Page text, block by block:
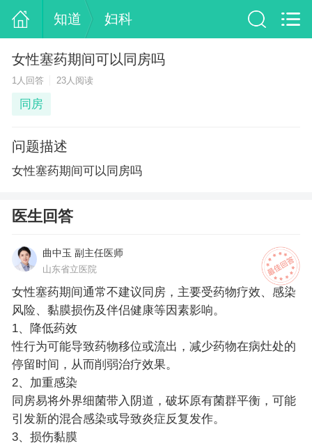
知道 妇科
女性塞药期间可以同房吗
1人回答 23人阅读
同房
问题描述
女性塞药期间可以同房吗
医生回答
曲中玉 副主任医师
山东省立医院
女性塞药期间通常不建议同房，主要受药物疗效、感染
风险、黏膜损伤及伴侣健康等因素影响。
1、降低药效
性行为可能导致药物移位或流出，减少药物在病灶处的
停留时间，从而削弱治疗效果。
2、加重感染
同房易将外界细菌带入阴道，破坏原有菌群平衡，可能
引发新的混合感染或导致炎症反复发作。
3、损伤黏膜